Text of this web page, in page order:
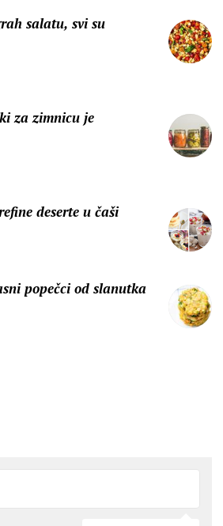
salatu, svi su
za zimnicu je
deserte u čaši
popečci od slanutka